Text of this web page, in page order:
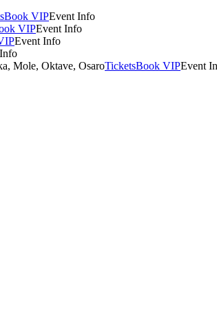
Book VIPEvent Info
VIPEvent Info
Event Info
Mole, Oktave, OsaroTicketsBook VIPEvent